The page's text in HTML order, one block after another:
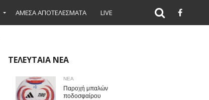
ΑΜΕΣΑ ΑΠΟΤΕΛΕΣΜΑΤΑ LIVE
ΤΕΛΕΥΤΑΙΑ ΝΕΑ
ΝΕΑ
Παροχή μπαλών
ποδοσφαίρου